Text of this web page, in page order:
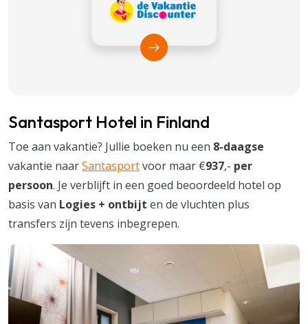
Bekijk Vakantiediscounter
Santasport Hotel in Finland
Toe aan vakantie? Jullie boeken nu een 8-daagse
vakantie naarSantasportvoor maar €937,- per
persoon. Je verblijft in een goed beoordeeld hotel op
basis van Logies + ontbijt en de vluchten plus
transfers zijn tevens inbegrepen.